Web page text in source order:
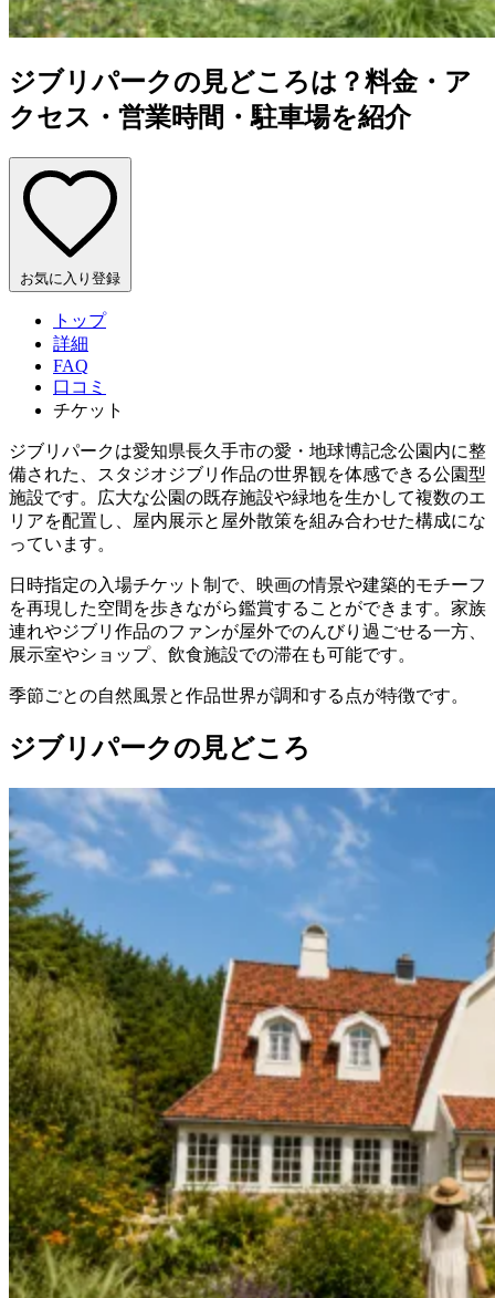
ジブリパークの見どころは？料金・ア
クセス・営業時間・駐車場を紹介
お気に入り登録
トップ
詳細
FAQ
口コミ
チケット
ジブリパークは愛知県長久手市の愛・地球博記念公園内に整
備された、スタジオジブリ作品の世界観を体感できる公園型
施設です。広大な公園の既存施設や緑地を生かして複数のエ
リアを配置し、屋内展示と屋外散策を組み合わせた構成にな
っています。
日時指定の入場チケット制で、映画の情景や建築的モチーフ
を再現した空間を歩きながら鑑賞することができます。家族
連れやジブリ作品のファンが屋外でのんびり過ごせる一方、
展示室やショップ、飲食施設での滞在も可能です。
季節ごとの自然風景と作品世界が調和する点が特徴です。
ジブリパークの見どころ